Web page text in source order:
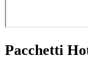
Pacchetti